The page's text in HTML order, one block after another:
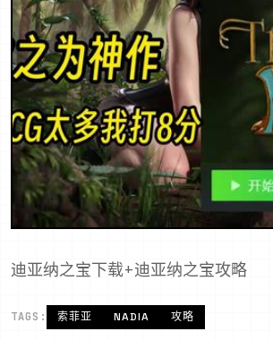
迪亚纳之宝下载+迪亚纳之宝攻略
TAGS: 索菲亚 NADIA 攻略